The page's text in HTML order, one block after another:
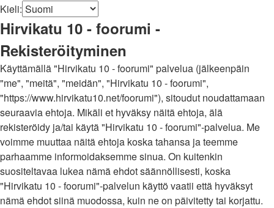
Kieli:
Hirvikatu 10 - foorumi -
Rekisteröityminen
Käyttämällä "Hirvikatu 10 - foorumi" palvelua (jälkeenpäin
"me", "meitä", "meidän", "Hirvikatu 10 - foorumi",
"https://www.hirvikatu10.net/foorumi"), sitoudut noudattamaan
seuraavia ehtoja. Mikäli et hyväksy näitä ehtoja, älä
rekisteröidy ja/tai käytä "Hirvikatu 10 - foorumi"-palvelua. Me
voimme muuttaa näitä ehtoja koska tahansa ja teemme
parhaamme informoidaksemme sinua. On kuitenkin
suositeltavaa lukea nämä ehdot säännöllisesti, koska
"Hirvikatu 10 - foorumi"-palvelun käyttö vaatii että hyväksyt
nämä ehdot siinä muodossa, kuin ne on päivitetty tai korjattu.